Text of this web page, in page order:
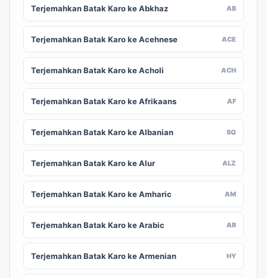
Terjemahkan Batak Karo ke Abkhaz AB
Terjemahkan Batak Karo ke Acehnese ACE
Terjemahkan Batak Karo ke Acholi ACH
Terjemahkan Batak Karo ke Afrikaans AF
Terjemahkan Batak Karo ke Albanian SQ
Terjemahkan Batak Karo ke Alur ALZ
Terjemahkan Batak Karo ke Amharic AM
Terjemahkan Batak Karo ke Arabic AR
Terjemahkan Batak Karo ke Armenian HY